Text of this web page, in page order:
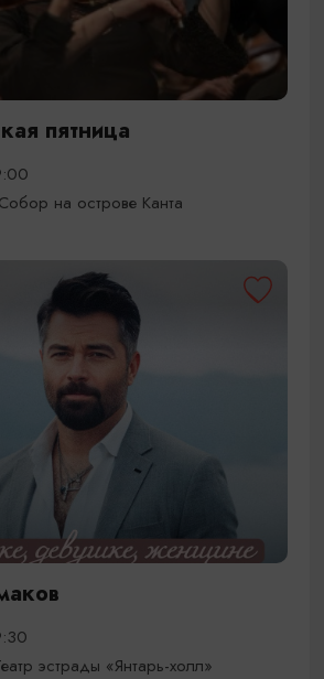
пятница
на острове Канта
эстрады «Янтарь-холл»